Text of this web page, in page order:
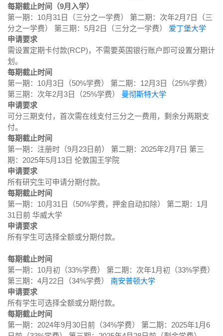
每期截止时间（9月入学）
第一期：10月31日（三分之一学费） 第二期：次年2月7日（三
分之一学费） 第三期：5月2日（三分之一学费） 爱丁堡大学
申请要求
需设置定期卡付款(RCP)，不需要英国银行账户即可设置分期计
划。
每期截止时间
第一期：10月3日（50%学费） 第二期：12月3日（25%学费）
第三期：次年2月3日（25%学费） 曼彻斯特大学
申请要求
可分三期支付，首次需在线支付三分之一费用，剩余分两期支
付。
每期截止时间
第一期：注册时（9月23日前） 第二期：2025年2月7日 第三
期：2025年5月13日 伦敦国王学院
申请要求
所有研究生可申请分期付款。
每期截止时间
第一期：10月31日（50%学费，押金自动扣除） 第二期：1月
31日前 华威大学
申请要求
所有学生可选择全额或分期付款。
每期截止时间
第一期：10月初（33%学费） 第二期：次年1月初（33%学费）
第三期：4月22日（34%学费） 南安普顿大学
申请要求
所有学生可选择全额或分期付款。
每期截止时间
第一期：2024年9月30日前（34%学费） 第二期：2025年1月6